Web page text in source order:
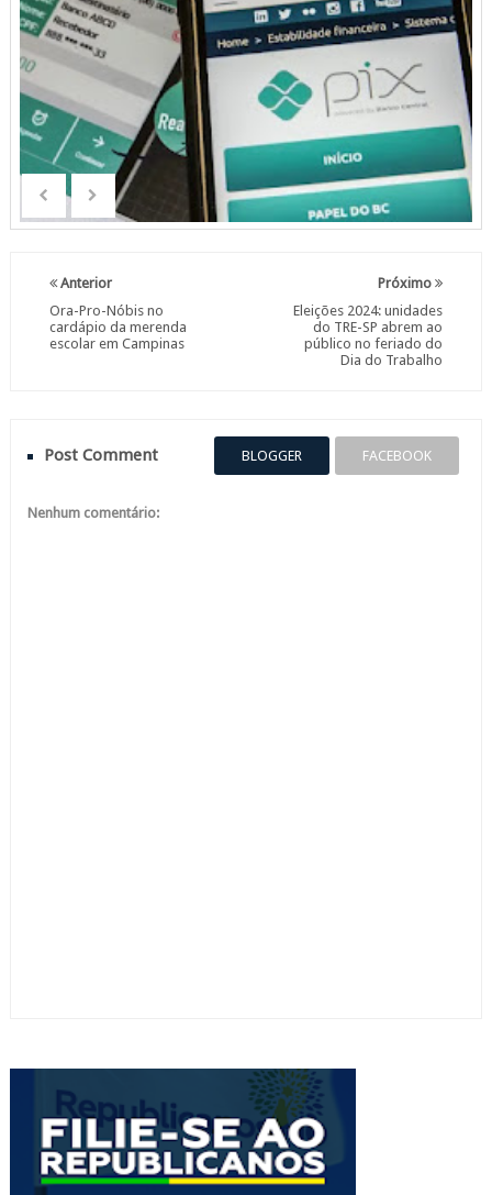
Próximo
Eleições 2024: unidades
do TRE-SP abrem ao
público no feriado do
Dia do Trabalho
Anterior
Ora-Pro-Nóbis no
cardápio da merenda
escolar em Campinas
Post Comment BLOGGER FACEBOOK
Nenhum comentário: